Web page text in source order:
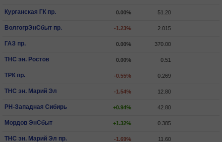
Курганская ГК пр. 0.00% 51.20
ВолгогрЭнСбыт пр. -1.23% 2.015
ГАЗ пр. 0.00% 370.00
ТНС эн. Ростов 0.00% 0.51
ТРК пр. -0.55% 0.269
ТНС эн. Марий Эл -1.54% 12.80
РН-Западная Сибирь +0.94% 42.80
Мордов ЭнСбыт +1.32% 0.385
ТНС эн. Марий Эл пр. -1.69% 11.60